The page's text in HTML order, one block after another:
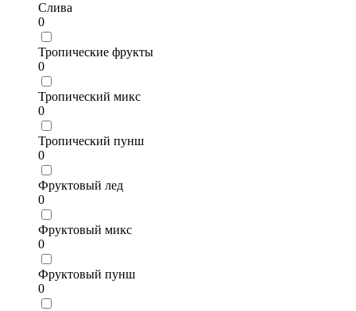
Слива
0
Тропические фрукты
0
Тропический микс
0
Тропический пунш
0
Фруктовый лед
0
Фруктовый микс
0
Фруктовый пунш
0